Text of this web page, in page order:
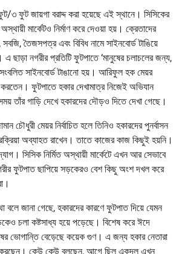
৩ ফুট জায়গা বরাদ্দ করা হয়েছে এই স্থানে। সিসিকের
মার্কেটও নির্মাণ করে দেওয়া হয়। ক্রেতাদের
সবজি, তৈজসপত্র এবং বিবিধ নামে সাইনবোর্ড টাঙিয়ে
ছাড়া নগরীর প্রতিটি ফুটপাতে ‘মানুষের চলাচলের জন্য,
সংবলিত সাইনবোর্ড টাঙানো হয়। আরিফুল হক মেয়র
ফুটপাতে হকার দেখামাত্র নিজেই অভিযান
তাঁর গাড়ি দেখে হকারদের দৌড়ও দিতে দেখা গেছে।
চৌধুরী মেয়র নির্বাচিত হলে তিনিও হকারদের পুনর্বাসন
অব্যাহত রাখেন। তাতে কাজের কাজ কিছুই হয়নি।
সিসিক নির্মিত অস্থায়ী মার্কেটে এখন আর সেভাবে
ফুটপাত ছাপিয়ে সড়কেরও বেশ কিছু অংশ দখল করে
বলে জানা গেছে, হকারদের কারণে ফুটপাত দিয়ে যেমন
চলা কষ্টসাধ্য হয়ে পড়েছে। বিশেষ করে ঈদে
ভোগান্তি বেড়েছে কয়েক গুণ। এ জন্য হকার নেতারা
কেউ কেউ বলছেন, আগে ছিল একদল এখন